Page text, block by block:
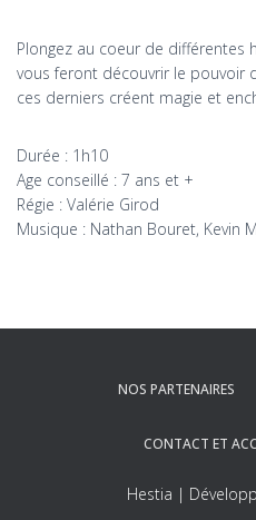
Plongez au coeur de différentes
vous feront découvrir le pouvoir
ces derniers créent magie et
Durée : 1h10
Age conseillé : 7 ans et +
Régie : Valérie Girod
Musique : Nathan Bouret, Kevin
NOS PARTENAIRES
CONTACT ET
Hestia |